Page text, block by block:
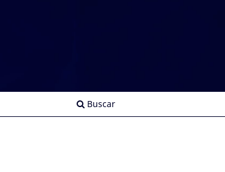
Buscar